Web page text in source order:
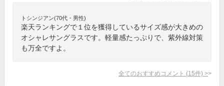
トシンジアン(70代・男性)
楽天ランキングで１位を獲得しているサイズ感が大きめの
オシャレサングラスです。軽量感たっぷりで、紫外線対策
も万全ですよ。
全てのおすすめコメント (15件) >